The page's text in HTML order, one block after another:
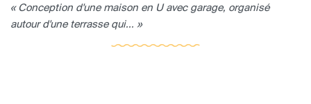
« Conception d'une maison en U avec garage, organisé
autour d'une terrasse qui... »